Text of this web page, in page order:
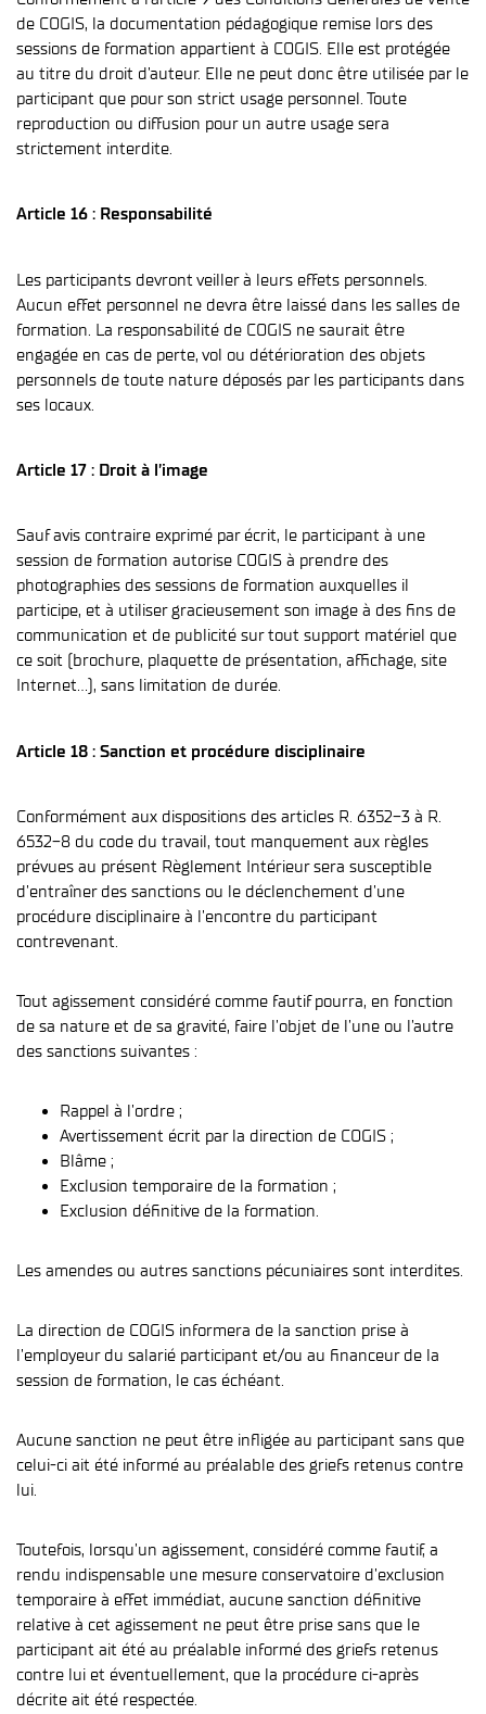
de COGIS, la documentation pédagogique remise lors des
sessions de formation appartient à COGIS. Elle est protégée
au titre du droit d’auteur. Elle ne peut donc être utilisée par le
participant que pour son strict usage personnel. Toute
reproduction ou diffusion pour un autre usage sera
strictement interdite.
Article 16 : Responsabilité
Les participants devront veiller à leurs effets personnels.
Aucun effet personnel ne devra être laissé dans les salles de
formation. La responsabilité de COGIS ne saurait être
engagée en cas de perte, vol ou détérioration des objets
personnels de toute nature déposés par les participants dans
ses locaux.
Article 17 : Droit à l’image
Sauf avis contraire exprimé par écrit, le participant à une
session de formation autorise COGIS à prendre des
photographies des sessions de formation auxquelles il
participe, et à utiliser gracieusement son image à des fins de
communication et de publicité sur tout support matériel que
ce soit (brochure, plaquette de présentation, affichage, site
Internet…), sans limitation de durée.
Article 18 : Sanction et procédure disciplinaire
Conformément aux dispositions des articles R. 6352-3 à R.
6532-8 du code du travail, tout manquement aux règles
prévues au présent Règlement Intérieur sera susceptible
d’entraîner des sanctions ou le déclenchement d’une
procédure disciplinaire à l’encontre du participant
contrevenant.
Tout agissement considéré comme fautif pourra, en fonction
de sa nature et de sa gravité, faire l’objet de l’une ou l’autre
des sanctions suivantes :
Rappel à l’ordre ;
Avertissement écrit par la direction de COGIS ;
Blâme ;
Exclusion temporaire de la formation ;
Exclusion définitive de la formation.
Les amendes ou autres sanctions pécuniaires sont interdites.
La direction de COGIS informera de la sanction prise à
l’employeur du salarié participant et/ou au financeur de la
session de formation, le cas échéant.
Aucune sanction ne peut être infligée au participant sans que
celui-ci ait été informé au préalable des griefs retenus contre
lui.
Toutefois, lorsqu’un agissement, considéré comme fautif, a
rendu indispensable une mesure conservatoire d’exclusion
temporaire à effet immédiat, aucune sanction définitive
relative à cet agissement ne peut être prise sans que le
participant ait été au préalable informé des griefs retenus
contre lui et éventuellement, que la procédure ci-après
décrite ait été respectée.